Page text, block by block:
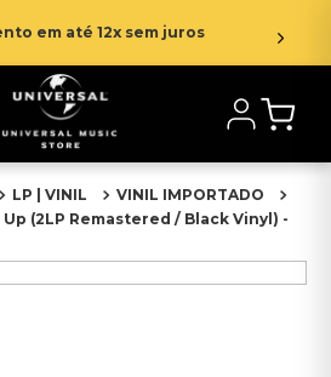
em até 12x sem juros
LP | VINIL
VINIL IMPORTADO
(2LP Remastered / Black Vinyl) -